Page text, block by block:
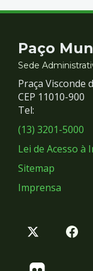
e
Redes
Sociais
Paço
Sede
Praça Visconde
CEP 11010-900
Tel:
(13) 3201-5000
Lei de Acesso à
Sitemap
Imprensa